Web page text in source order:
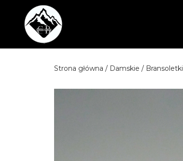
Przejdź
Strona główna / Damskie / Bransoletki